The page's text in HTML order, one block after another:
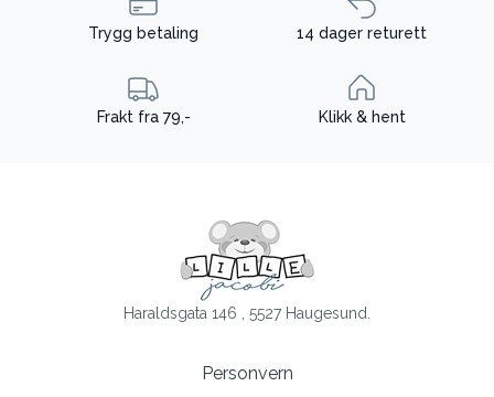
Trygg betaling 14 dager returett
Frakt fra 79,- Klikk & hent
Haraldsgata 146 , 5527 Haugesund.
Personvern